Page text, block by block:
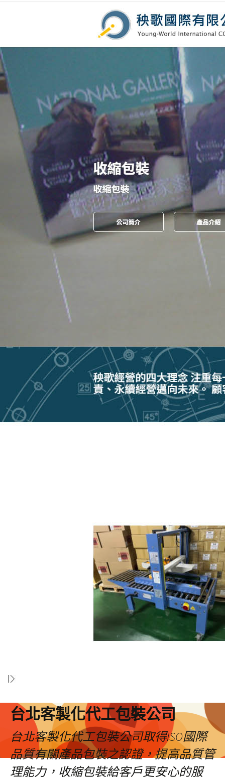
台北客製化代工包裝公司
台北客製化代工包裝公司取得ISO國際
品質有關產品包裝之認證，提高品質管
理能力，收縮包裝給客戶更安心的服